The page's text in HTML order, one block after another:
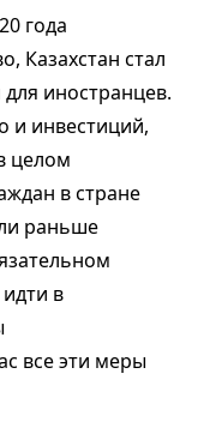
года
Казахстан стал
иностранцев.
и инвестиций,
целом
в стране
раньше
в
все эти меры